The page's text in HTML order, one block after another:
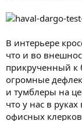
В интерьере
что и во
прикрученный к
огромные
и тумблеры на
что у нас в
офисных